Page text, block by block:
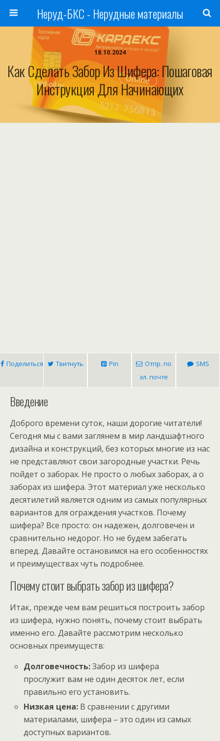
Неруд-БКС - Нерудные материалы
18.10.2024
Как Сделать Забор Из Шифера: Пошаговая
Инструкция Для Начинающих
Поделиться Твитнуть Pin
Отпр. по
эл. почте
SMS
Введение
Доброго времени суток, наши дорогие читатели!
Сегодня мы с вами заглянем в мир ландшафтного
дизайна и конструкций, без которых многие из нас
не представляют свои загородные участки. Речь
пойдет о заборах. Не просто о любых заборах, а о
заборах из шифера. Этот материал уже несколько
десятилетий является одним из самых популярных
вариантов для ограждения участков. Почему
шифера? Все просто: он надежен, долговечен и
сравнительно недорог. Но не будем забегать
вперед. Давайте остановимся на его особенностях
и преимуществах чуть подробнее.
Почему стоит выбрать забор из шифера?
Итак, прежде чем вам решиться построить забор
из шифера, нужно понять, почему стоит выбрать
именно его. Давайте рассмотрим несколько
основных преимуществ:
Долговечность:Забор из шифера
прослужит вам не один десяток лет, если
правильно его установить.
Низкая цена: В сравнении с другими
материалами, шифера – это один из самых
доступных вариантов.